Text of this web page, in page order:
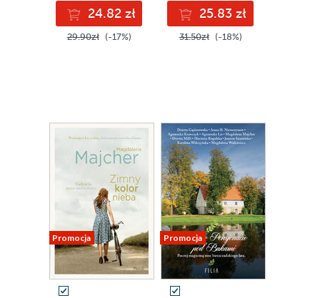
24.82 zł
29.90zł (-17%)
25.83 zł
31.50zł (-18%)
Promocja Promocja